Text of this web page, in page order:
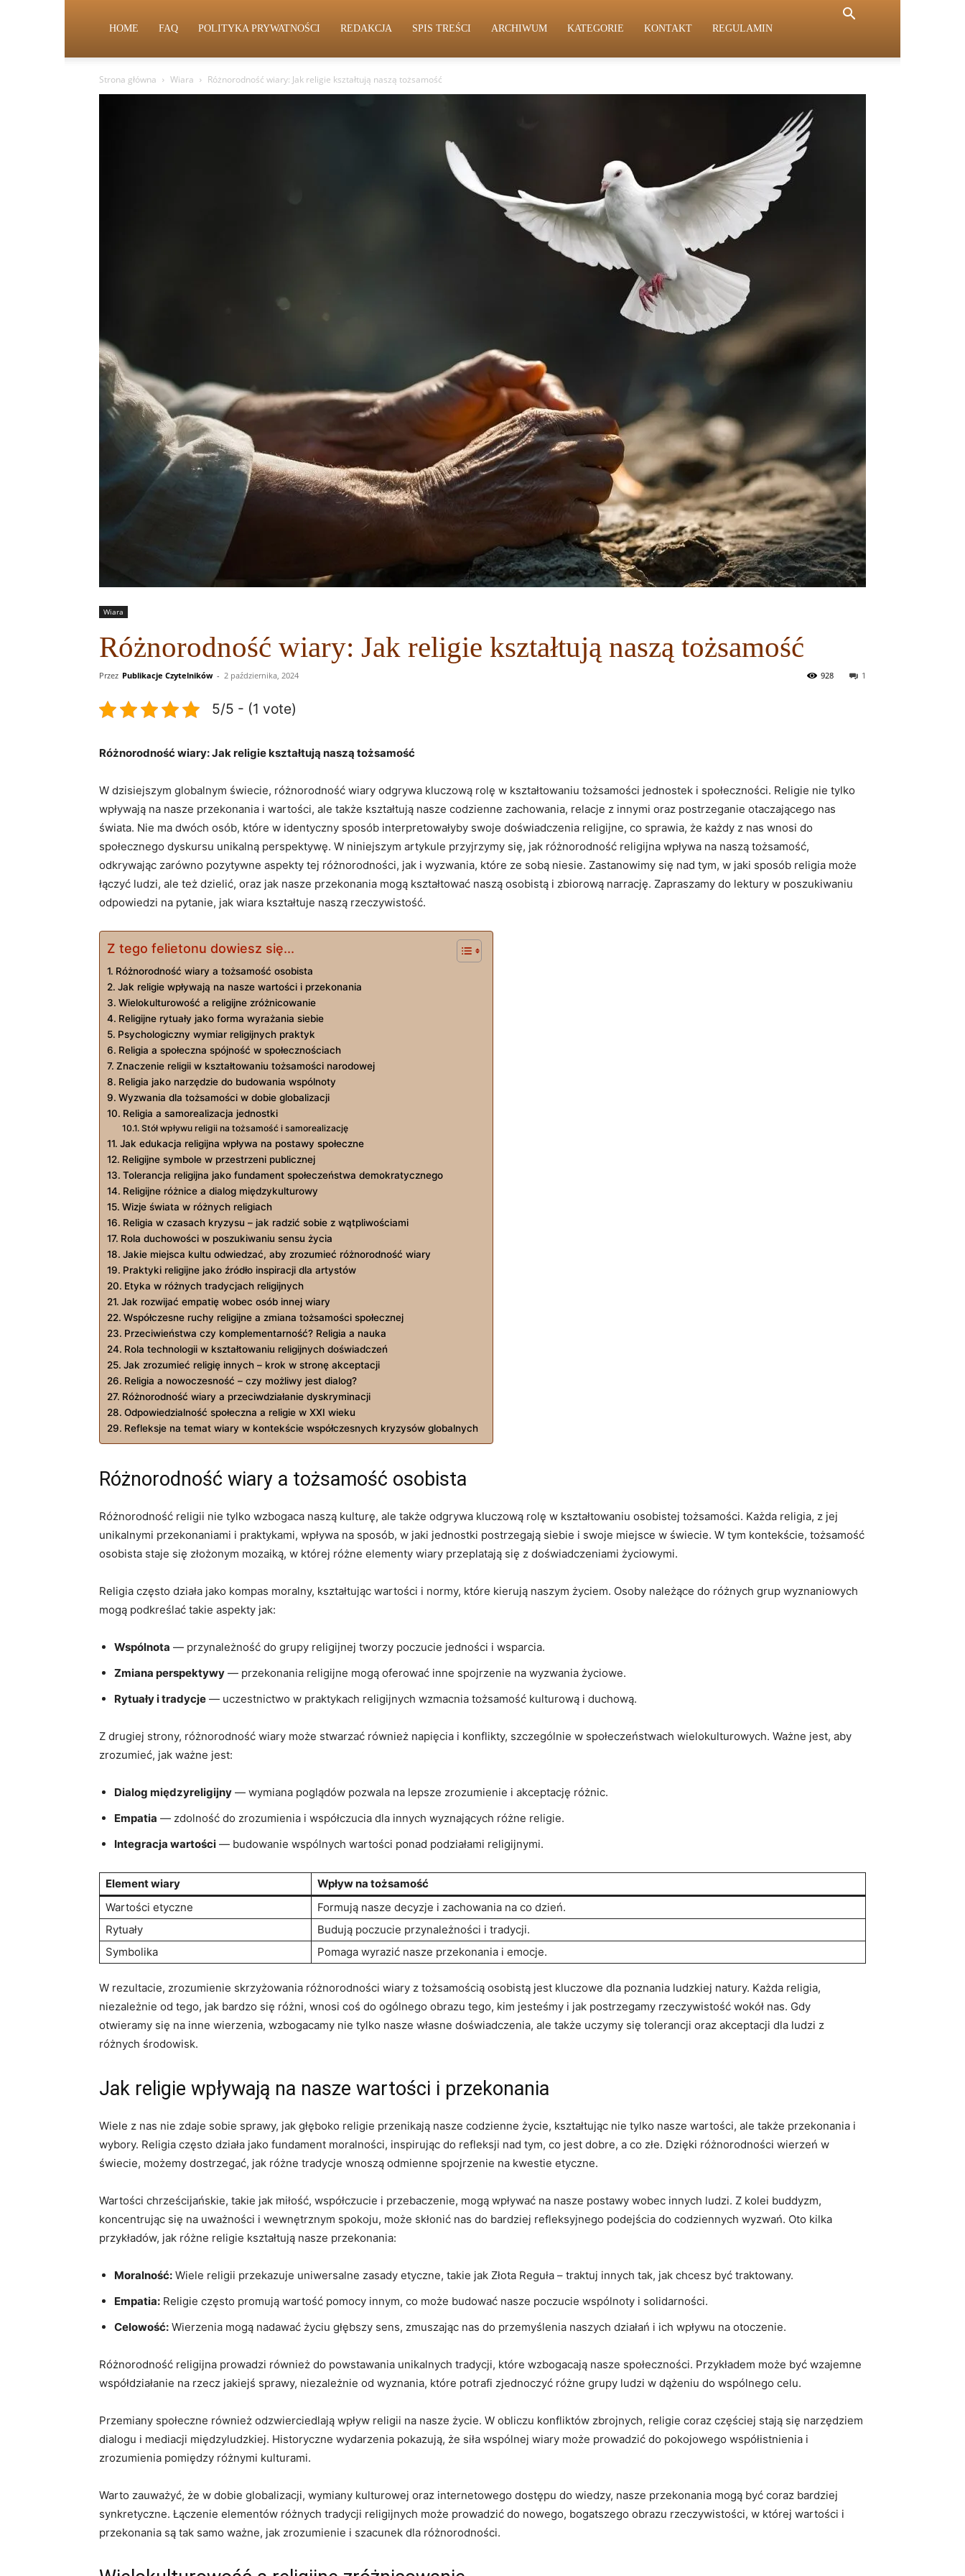
HOME FAQ POLITYKA PRYWATNOŚCI REDAKCJA SPIS TREŚCI ARCHIWUM KATEGORIE KONTAKT REGULAMIN
Strona główna Wiara Różnorodność wiary: Jak religie kształtują naszą tożsamość
Wiara
Różnorodność wiary: Jak religie kształtują naszą tożsamość
Przez Publikacje Czytelników - 2 października, 2024 1
928
5/5 - (1 vote)
Różnorodność wiary: Jak religie kształtują naszą tożsamość
W dzisiejszym globalnym świecie, różnorodność wiary odgrywa kluczową rolę w kształtowaniu tożsamości jednostek i społeczności. Religie nie tylko
wpływają na nasze przekonania i wartości, ale także kształtują nasze codzienne zachowania, relacje z innymi oraz postrzeganie otaczającego nas
świata. Nie ma dwóch osób, które w identyczny sposób interpretowałyby swoje doświadczenia religijne, co sprawia, że każdy z nas wnosi do
społecznego dyskursu unikalną perspektywę. W niniejszym artykule przyjrzymy się, jak różnorodność religijna wpływa na naszą tożsamość,
odkrywając zarówno pozytywne aspekty tej różnorodności, jak i wyzwania, które ze sobą niesie. Zastanowimy się nad tym, w jaki sposób religia może
łączyć ludzi, ale też dzielić, oraz jak nasze przekonania mogą kształtować naszą osobistą i zbiorową narrację. Zapraszamy do lektury w poszukiwaniu
odpowiedzi na pytanie, jak wiara kształtuje naszą rzeczywistość.
Z tego felietonu dowiesz się...
Różnorodność wiary a tożsamość osobista
Jak religie wpływają na nasze wartości i przekonania
Wielokulturowość a religijne zróżnicowanie
Religijne rytuały jako forma wyrażania siebie
Psychologiczny wymiar religijnych praktyk
Religia a społeczna spójność w społecznościach
Znaczenie religii w kształtowaniu tożsamości narodowej
Religia jako narzędzie do budowania wspólnoty
Wyzwania dla tożsamości w dobie globalizacji
Religia a samorealizacja jednostki
Stół wpływu religii na tożsamość i samorealizację
Jak edukacja religijna wpływa na postawy społeczne
Religijne symbole w przestrzeni publicznej
Tolerancja religijna jako fundament społeczeństwa demokratycznego
Religijne różnice a dialog międzykulturowy
Wizje świata w różnych religiach
Religia w czasach kryzysu – jak radzić sobie z wątpliwościami
Rola duchowości w poszukiwaniu sensu życia
Jakie miejsca kultu odwiedzać, aby zrozumieć różnorodność wiary
Praktyki religijne jako źródło inspiracji dla artystów
Etyka w różnych tradycjach religijnych
Jak rozwijać empatię wobec osób innej wiary
Współczesne ruchy religijne a zmiana tożsamości społecznej
Przeciwieństwa czy komplementarność? Religia a nauka
Rola technologii w kształtowaniu religijnych doświadczeń
Jak zrozumieć religię innych – krok w stronę akceptacji
Religia a nowoczesność – czy możliwy jest dialog?
Różnorodność wiary a przeciwdziałanie dyskryminacji
Odpowiedzialność społeczna a religie w XXI wieku
Refleksje na temat wiary w kontekście współczesnych kryzysów globalnych
Różnorodność wiary a tożsamość osobista
Różnorodność religii nie tylko wzbogaca naszą kulturę, ale także odgrywa kluczową rolę w kształtowaniu osobistej tożsamości. Każda religia, z jej
unikalnymi przekonaniami i praktykami, wpływa na sposób, w jaki jednostki postrzegają siebie i swoje miejsce w świecie. W tym kontekście, tożsamość
osobista staje się złożonym mozaiką, w której różne elementy wiary przeplatają się z doświadczeniami życiowymi.
Religia często działa jako kompas moralny, kształtując wartości i normy, które kierują naszym życiem. Osoby należące do różnych grup wyznaniowych
mogą podkreślać takie aspekty jak:
Wspólnota — przynależność do grupy religijnej tworzy poczucie jedności i wsparcia.
Zmiana perspektywy — przekonania religijne mogą oferować inne spojrzenie na wyzwania życiowe.
Rytuały i tradycje — uczestnictwo w praktykach religijnych wzmacnia tożsamość kulturową i duchową.
Z drugiej strony, różnorodność wiary może stwarzać również napięcia i konflikty, szczególnie w społeczeństwach wielokulturowych. Ważne jest, aby
zrozumieć, jak ważne jest:
Dialog międzyreligijny — wymiana poglądów pozwala na lepsze zrozumienie i akceptację różnic.
Empatia — zdolność do zrozumienia i współczucia dla innych wyznających różne religie.
Integracja wartości — budowanie wspólnych wartości ponad podziałami religijnymi.
Element wiary
Wpływ na tożsamość
Wartości etyczne
Formują nasze decyzje i zachowania na co dzień.
Rytuały
Budują poczucie przynależności i tradycji.
Symbolika
Pomaga wyrazić nasze przekonania i emocje.
W rezultacie, zrozumienie skrzyżowania różnorodności wiary z tożsamością osobistą jest kluczowe dla poznania ludzkiej natury. Każda religia,
niezależnie od tego, jak bardzo się różni, wnosi coś do ogólnego obrazu tego, kim jesteśmy i jak postrzegamy rzeczywistość wokół nas. Gdy
otwieramy się na inne wierzenia, wzbogacamy nie tylko nasze własne doświadczenia, ale także uczymy się tolerancji oraz akceptacji dla ludzi z
różnych środowisk.
Jak religie wpływają na nasze wartości i przekonania
Wiele z nas nie zdaje sobie sprawy, jak głęboko religie przenikają nasze codzienne życie, kształtując nie tylko nasze wartości, ale także przekonania i
wybory. Religia często działa jako fundament moralności, inspirując do refleksji nad tym, co jest dobre, a co złe. Dzięki różnorodności wierzeń w
świecie, możemy dostrzegać, jak różne tradycje wnoszą odmienne spojrzenie na kwestie etyczne.
Wartości chrześcijańskie, takie jak miłość, współczucie i przebaczenie, mogą wpływać na nasze postawy wobec innych ludzi. Z kolei buddyzm,
koncentrując się na uważności i wewnętrznym spokoju, może skłonić nas do bardziej refleksyjnego podejścia do codziennych wyzwań. Oto kilka
przykładów, jak różne religie kształtują nasze przekonania:
Moralność: Wiele religii przekazuje uniwersalne zasady etyczne, takie jak Złota Reguła – traktuj innych tak, jak chcesz być traktowany.
Empatia: Religie często promują wartość pomocy innym, co może budować nasze poczucie wspólnoty i solidarności.
Celowość: Wierzenia mogą nadawać życiu głębszy sens, zmuszając nas do przemyślenia naszych działań i ich wpływu na otoczenie.
Różnorodność religijna prowadzi również do powstawania unikalnych tradycji, które wzbogacają nasze społeczności. Przykładem może być wzajemne
współdziałanie na rzecz jakiejś sprawy, niezależnie od wyznania, które potrafi zjednoczyć różne grupy ludzi w dążeniu do wspólnego celu.
Przemiany społeczne również odzwierciedlają wpływ religii na nasze życie. W obliczu konfliktów zbrojnych, religie coraz częściej stają się narzędziem
dialogu i mediacji międzyludzkiej. Historyczne wydarzenia pokazują, że siła wspólnej wiary może prowadzić do pokojowego współistnienia i
zrozumienia pomiędzy różnymi kulturami.
Warto zauważyć, że w dobie globalizacji, wymiany kulturowej oraz internetowego dostępu do wiedzy, nasze przekonania mogą być coraz bardziej
synkretyczne. Łączenie elementów różnych tradycji religijnych może prowadzić do nowego, bogatszego obrazu rzeczywistości, w której wartości i
przekonania są tak samo ważne, jak zrozumienie i szacunek dla różnorodności.